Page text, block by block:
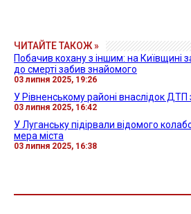
ЧИТАЙТЕ ТАКОЖ »
Побачив кохану з іншим: на Київщині
до смерті забив знайомого
03 липня 2025, 19:26
У Рівненському районі внаслідок ДТП
03 липня 2025, 16:42
У Луганську підірвали відомого
мера міста
03 липня 2025, 16:38